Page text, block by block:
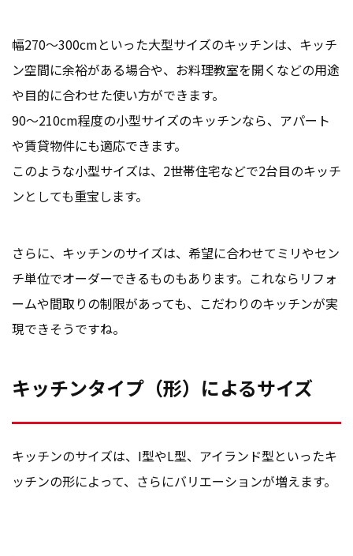
幅270～300cmといった大型サイズのキッチンは、キッチ
ン空間に余裕がある場合や、お料理教室を開くなどの用途
や目的に合わせた使い方ができます。
90～210cm程度の小型サイズのキッチンなら、アパート
や賃貸物件にも適応できます。
このような小型サイズは、2世帯住宅などで2台目のキッチ
ンとしても重宝します。
さらに、キッチンのサイズは、希望に合わせてミリやセン
チ単位でオーダーできるものもあります。これならリフォ
ームや間取りの制限があっても、こだわりのキッチンが実
現できそうですね。
キッチンタイプ（形）によるサイズ
キッチンのサイズは、I型やL型、アイランド型といったキ
ッチンの形によって、さらにバリエーションが増えます。